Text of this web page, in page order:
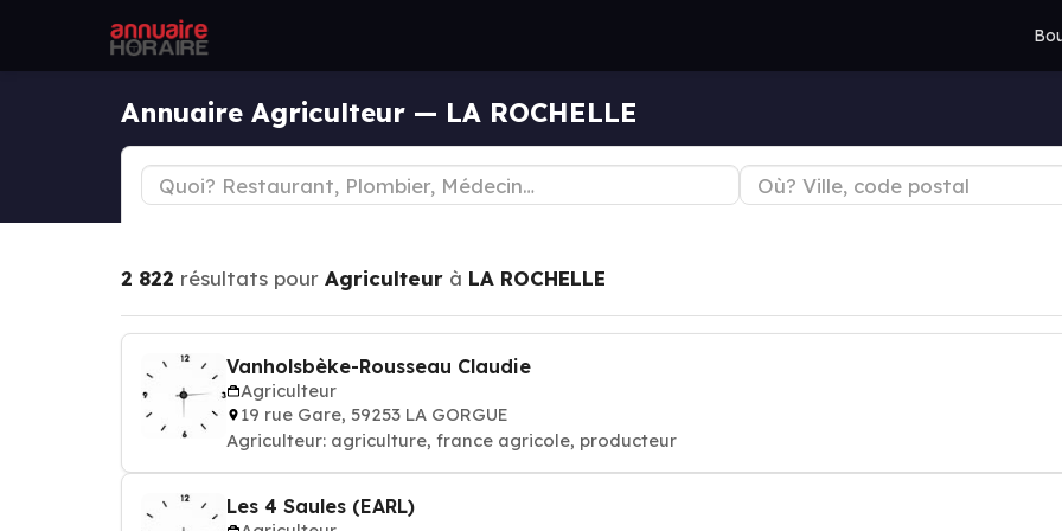
Annuaire Agriculteur — LA ROCHELLE
2 822 résultats pour Agriculteur à LA ROCHELLE
Vanholsbèke-Rousseau Claudie
Agriculteur
19 rue Gare, 59253 LA GORGUE
Agriculteur: agriculture, france agricole, producteur
Les 4 Saules (EARL)